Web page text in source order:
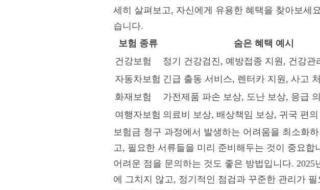
세히 살펴보고, 자신에게 유용한 혜택을 찾아보세
습니다.
보험 종류
숨은 혜택 예시
건강보험
정기 건강검진, 예방접종 지원, 건강관
자동차보험 긴급 출동 서비스, 렌터카 지원, 사고
화재보험
가전제품 파손 보상, 도난 보상, 응급
여행자보험 의료비 보상, 배상책임 보상, 귀국 편
보험금 청구 과정에서 발생하는 어려움을 최소화
고, 필요한 서류들을 미리 준비해두는 것이 중요
어려운 점을 문의하는 것도 좋은 방법입니다.
에 그치지 않고, 정기적인 점검과 꾸준한 관리가